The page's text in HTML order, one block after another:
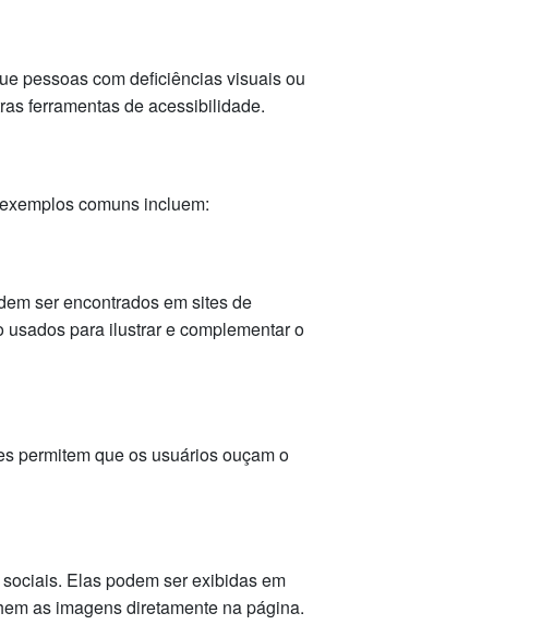
pessoas com deficiências visuais ou
ferramentas de acessibilidade.
comuns incluem:
ser encontrados em sites de
para ilustrar e complementar o
permitem que os usuários ouçam o
Elas podem ser exibidas em
as imagens diretamente na página.